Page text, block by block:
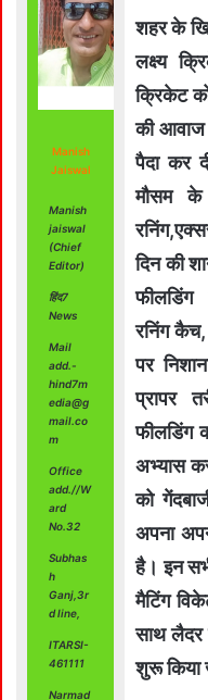
Manish
Jaiswal
Manish
jaiswal
(Chief
Editor)
हिंद7
News
Mail
add.-
hind7m
edia@g
mail.co
m
Office
add.//W
ard
No.32
Subhas
h
Ganj,3r
d line,
ITARSI-
461111
Narmad
शहर के
लक्ष्य
क्रिकेट
की आवाज
पैदा कर
मौसम के
दिन की
फीलडिंग
रनिंग
पर
प्रापर
फीलडिंग
अभ्यास
को
अपना
है। इन
मैटिंग
साथ
शुरू किया